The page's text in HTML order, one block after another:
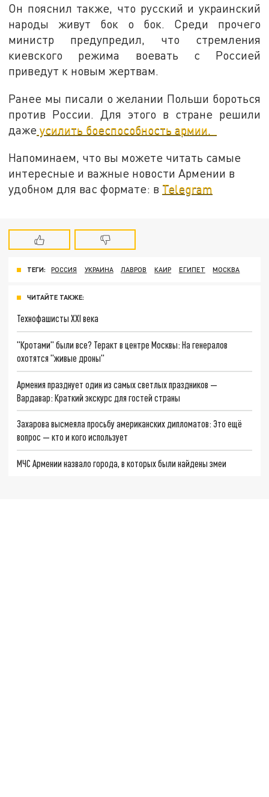
Он пояснил также, что русский и украинский
народы живут бок о бок. Среди прочего
министр предупредил, что стремления
киевского режима воевать с Россией
приведут к новым жертвам.
Ранее мы писали о желании Польши бороться
против России. Для этого в стране решили
даже усилить боеспособность армии.
Напоминаем, что вы можете читать самые
интересные и важные новости Армении в
удобном для вас формате: в Telegram
ТЕГИ: РОССИЯ УКРАИНА ЛАВРОВ КАИР ЕГИПЕТ МОСКВА
ЧИТАЙТЕ ТАКЖЕ:
Технофашисты XXI века
"Кротами" были все? Теракт в центре Москвы: На генералов
охотятся "живые дроны"
Армения празднует один из самых светлых праздников —
Вардавар: Краткий экскурс для гостей страны
Захарова высмеяла просьбу американских дипломатов: Это ещё
вопрос — кто и кого использует
МЧС Армении назвало города, в которых были найдены змеи